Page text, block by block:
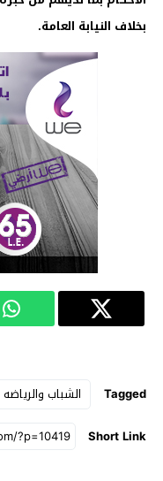
بخلاف النيابة العامة.
Tagged الشباب والرياضه
Short Link